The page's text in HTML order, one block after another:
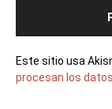
Este sitio usa
procesan los